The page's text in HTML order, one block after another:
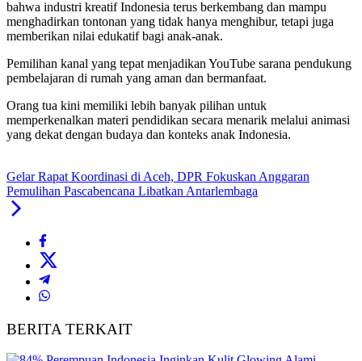
bahwa industri kreatif Indonesia terus berkembang dan mampu
menghadirkan tontonan yang tidak hanya menghibur, tetapi juga
memberikan nilai edukatif bagi anak-anak.
Pemilihan kanal yang tepat menjadikan YouTube sarana pendukung
pembelajaran di rumah yang aman dan bermanfaat.
Orang tua kini memiliki lebih banyak pilihan untuk
memperkenalkan materi pendidikan secara menarik melalui animasi
yang dekat dengan budaya dan konteks anak Indonesia.
Gelar Rapat Koordinasi di Aceh, DPR Fokuskan Anggaran
Pemulihan Pascabencana Libatkan Antarlembaga
BERITA TERKAIT